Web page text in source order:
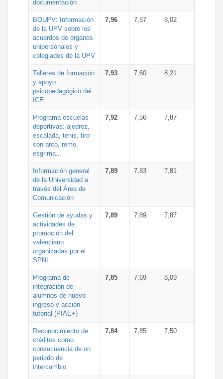
documentación
BOUPV: Información
de la UPV sobre los
acuerdos de órganos
unipersonales y
colegiados de la UPV
7,96 7,57 8,02
Talleres de formación
y apoyo
psicopedagógico del
ICE
7,93 7,60 8,21
Programa escuelas
deportivas: ajedrez,
escalada, tenis, tiro
con arco, remo,
esgrima...
7,92 7,56 7,87
Información general
de la Universidad a
través del Área de
Comunicación
7,89 7,83 7,81
Gestión de ayudas y
actividades de
promoción del
valenciano
organizadas por el
SPNL
7,89 7,89 7,87
Programa de
integración de
alumnos de nuevo
ingreso y acción
tutorial (PIAE+)
7,85 7,69 8,09
Reconocimiento de
créditos como
consecuencia de un
periodo de
intercambio
7,84 7,85 7,50